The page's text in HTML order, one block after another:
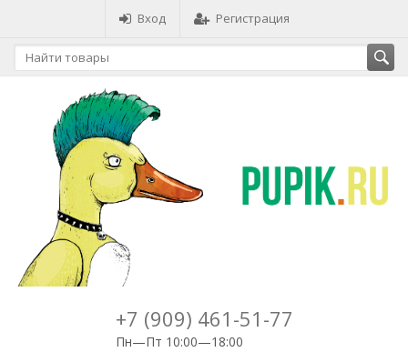
Вход Регистрация
+7 (909) 461-51-77
Пн—Пт 10:00—18:00